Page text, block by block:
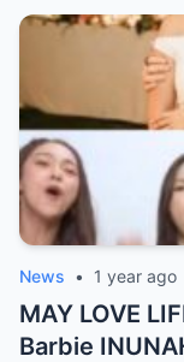
News • 1 year ago
MAY LOVE
Barbie